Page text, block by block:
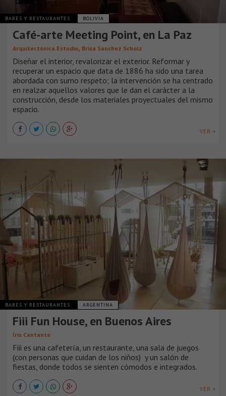
BARES Y RESTAURANTES BOLIVIA
Café-arte Meeting Point, en La Paz
Arquitectónica.Estudio, Brisa Sanchez Scholz
Diseñar el interior, revalorizar el exterior. Reformar y
recuperar un espacio que data de 1886 ha sido una tarea
abordada con sumo respeto; la intervención se ha centrado
en realzar aquellos valores que le dan el carácter a la
construcción, desde los materiales proyectuales del mismo
espacio.
VER +
BARES Y RESTAURANTES ARGENTINA
Fiii Fun House, en Buenos Aires
Íris Cantante
Fiii es una cafetería, un restaurante, una sala de juegos
(con personas que cuidan de los niños) y un salón de
fiestas, donde todos se sienten cómodos e integrados.
VER +